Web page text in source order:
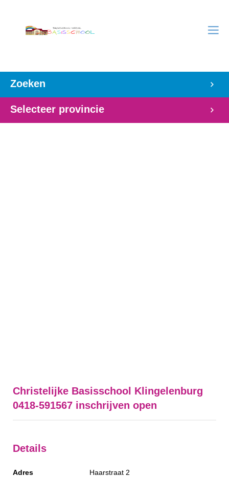
Zoeken
Selecteer provincie
Christelijke Basisschool Klingelenburg
0418-591567 inschrijven open
Details
Adres
Haarstraat 2